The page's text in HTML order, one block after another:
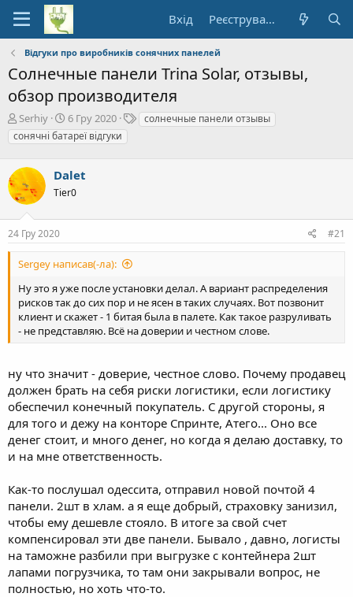
Вхід Реєстрування
Відгуки про виробників сонячних панелей
Солнечные панели Trina Solar, отзывы,
обзор производителя
А
в
т
р
т
е
м
и
Serhiy
Д
а
т
п
о
а
у
6 Гру 2020
Тсолнечные панели отзывы
сонячні батареї відгуки
Dalet
Tier0
24 Гру 2020 #21
Sergey написав(-ла):
Ну это я уже после установки делал. А вариант распределения
рисков так до сих пор и не ясен в таких случаях. Вот позвонит
клиент и скажет - 1 битая была в палете. Как такое разруливать
- не представляю. Всё на доверии и честном слове.
ну что значит - доверие, честное слово. Почему продавец
должен брать на себя риски логистики, если логистику
обеспечил конечный покупатель. С другой стороны, я
для того и дежу на конторе Спринте, Атего... Оно все
денег стоит, и много денег, но когда я делаю доставку, то
и на мне ответственность.
Как-то послушал одессита, отправил новой почтой 4
панели. 2шт в хлам. а я еще добрый, страховку занизил,
чтобы ему дешевле стояло. В итоге за свой счет
компенсировал эти две панели. Бывало , давно, логисты
на таможне разбили при выгрузке с контейнера 2шт
лапами погрузчика, то там они закрывали вопрос, не
полностью, но хоть что-то.